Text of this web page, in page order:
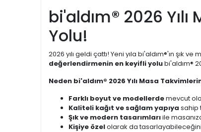
bi'aldım® 2026
Yolu!
2026 yılı geldi çattı! Yeni yıla bi'aldım®'ın şık
değerlendirmenin en keyifli yolubi'aldım®
Neden bi'aldım® 2026 Yılı Masa
Farklı boyut ve modellerdemevcut
Kaliteli kağıt ve sağlam yapıya sahip
Şık ve modern tasarımlarıile
Kişiye özelolarak da